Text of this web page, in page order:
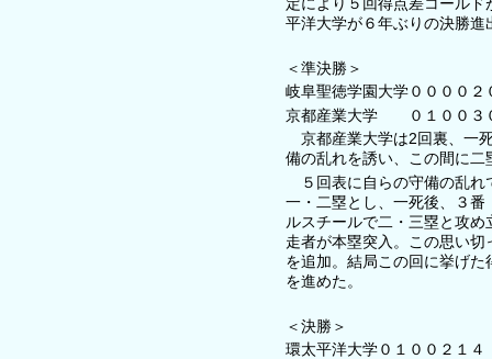
平洋大学が６年ぶりの決勝進
＜準決勝＞
岐阜聖徳学園大学００００２
京都産業大学 ０１００
京都産業大学は2回裏、一
備の乱れを誘い、この間に
５回表に自らの守備の乱れ
一・二塁とし、一死後、３
ルスチールで二・三塁と攻
走者が本塁突入。この思い
を追加。結局この回に挙げ
を進めた。
＜決勝＞
環太平洋大学０１００２１４